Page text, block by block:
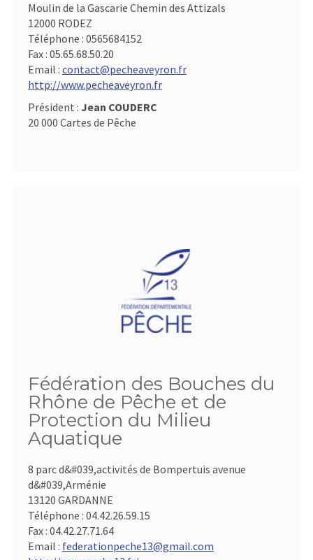
Moulin de la Gascarie Chemin des Attizals
12000 RODEZ
Téléphone : 0565684152
Fax : 05.65.68.50.20
Email : contact@pecheaveyron.fr
http://www.pecheaveyron.fr
Président : Jean COUDERC
20 000 Cartes de Pêche
Fédération des Bouches du
Rhône de Pêche et de
Protection du Milieu
Aquatique
8 parc d&#039,activités de Bompertuis avenue
d&#039,Arménie
13120 GARDANNE
Téléphone : 04.42.26.59.15
Fax : 04.42.27.71.64
Email : federationpeche13@gmail.com